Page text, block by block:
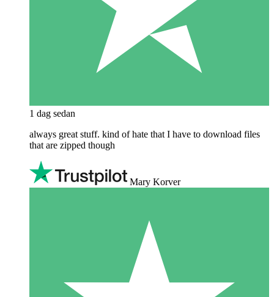
1 dag sedan
always great stuff. kind of hate that I have to download files
that are zipped though
Mary Korver